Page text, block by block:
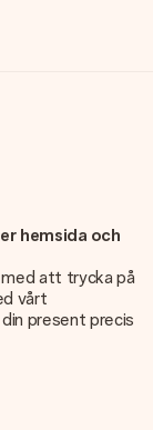
hemsida och
att trycka på
vårt
present precis
present?